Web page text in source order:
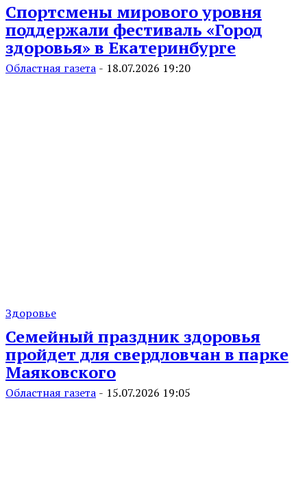
Спортсмены мирового уровня
поддержали фестиваль «Город
здоровья» в Екатеринбурге
Областная газета - 18.07.2026 19:20
Здоровье
Семейный праздник здоровья
пройдет для свердловчан в парке
Маяковского
Областная газета - 15.07.2026 19:05